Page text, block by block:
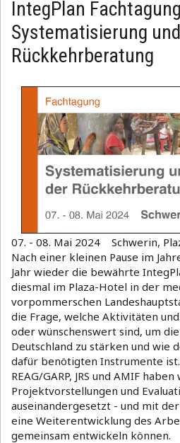
IntegPlan
Systematisierung
Rückkehrberatung
07. - 08. Mai 2024 Schwerin,
Nach einer kleinen Pause im
Jahr wieder die bewährte
diesmal im Plaza-Hotel in der
vorpommerschen
die Frage, welche Aktivitäten
oder wünschenswert sind, um
Deutschland zu stärken und wie
dafür benötigten Instrumente
REAG/GARP, JRS und AMIF
Projektvorstellungen und
auseinandergesetzt - und mit
eine Weiterentwicklung des
gemeinsam entwickeln können.